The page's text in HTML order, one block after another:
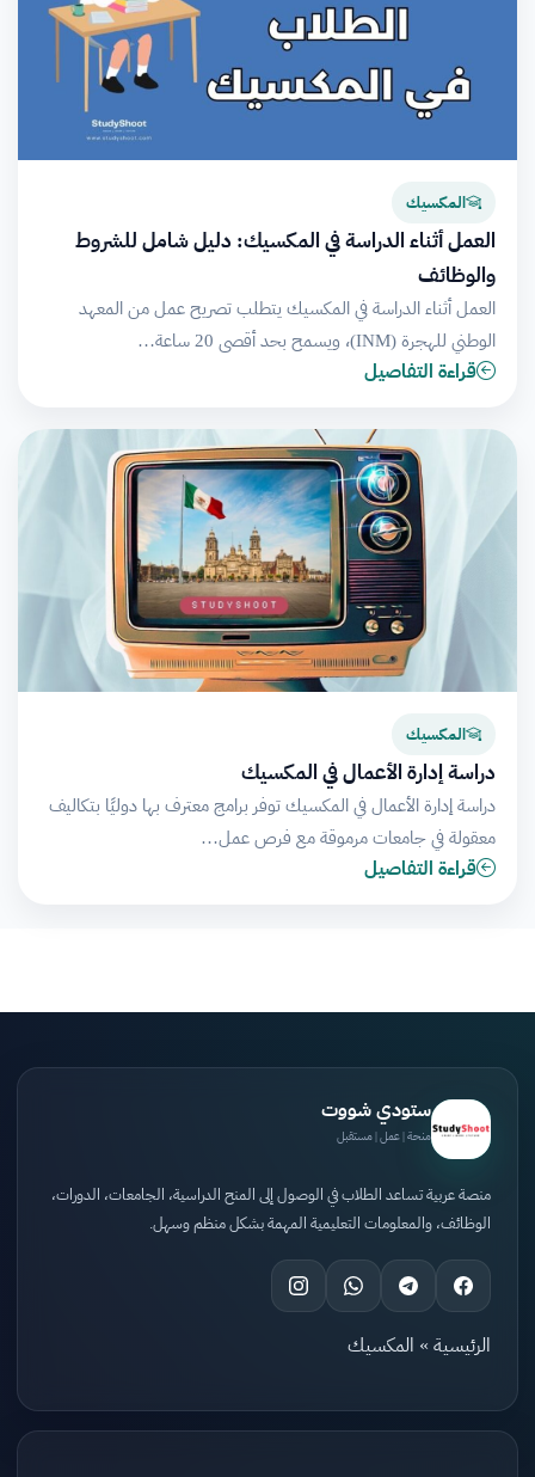
المكسيك
العمل أثناء الدراسة في المكسيك: دليل شامل للشروط
والوظائف
العمل أثناء الدراسة في المكسيك يتطلب تصريح عمل من المعهد
الوطني للهجرة (INM)، ويسمح بحد أقصى 20 ساعة…
قراءة التفاصيل
المكسيك
دراسة إدارة الأعمال في المكسيك
دراسة إدارة الأعمال في المكسيك توفر برامج معترف بها دوليًا بتكاليف
معقولة في جامعات مرموقة مع فرص عمل…
قراءة التفاصيل
ستودي شووت
منحة | عمل | مستقبل
منصة عربية تساعد الطلاب في الوصول إلى المنح الدراسية، الجامعات، الدورات،
الوظائف، والمعلومات التعليمية المهمة بشكل منظم وسهل.
الرئيسية » المكسيك